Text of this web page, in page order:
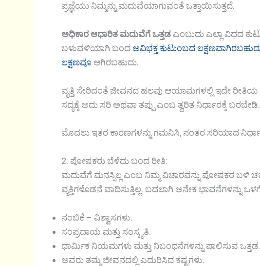
ಪ್ರಜ್ಞೆಯು ನಿಮ್ಮನ್ನು ಮದುವೆಯಾಗುವಂತೆ ಒತ್ತಾಯಿಸುತ್ತದೆ.
ಅಧಿಕಾರ ಆಧಾರಿತ ಮದುವೆಗೆ ಒತ್ತಡ ಎಂಬುದು ಎಲ್ಲಾ ವಿಧದ
ಬಳುವಳಿಯಾಗಿ ಬಂದ ಅವಿಭಕ್ತ ಕುಟುಂಬದ
ಲಕ್ಷಣವೂ ಆಗಿರಬಹುದು.
ವೃತ್ತಿ ಸೇರಿದಂತೆ ಜೀವನದ ಹಲವು ಆಯಾಮಗಳಲ್ಲಿ ಇದೇ ರೀತಿಯ
ಸದ್ಯಕ್ಕೆ ಅದು ಸರಿ ಅಥವಾ ತಪ್ಪು ಎಂಬ ತ್ವರಿತ ನಿರ್ಧಾರಕ್ಕೆ ಬರಬೇಡಿ.
ಮೊದಲು ಇತರ ಕಾರಣಗಳನ್ನು ಗಮನಿಸಿ, ನಂತರ ಸರಿಯಾದ
2. ಪೋಷಕರು ಬೆಳೆದು ಬಂದ ರೀತಿ:
ಮದುವೆಗೆ ಮನಸ್ಸಿಲ್ಲ ಎಂಬ ನಿಮ್ಮ ವಿಚಾರವನ್ನು ಪೋಷಕರ ಬಳಿ
ವ್ಯಕ್ತಿಗಳೊಡನೆ ವಾದಿಸುತ್ತಿಲ್ಲ. ಬದಲಾಗಿ ಅನೇಕ
ನಂಬಿಕೆ – ವಿಶ್ವಾಸಗಳು.
ಸಂಪ್ರದಾಯ ಮತ್ತು ಸಂಸ್ಕೃತಿ.
ಧಾರ್ಮಿಕ ನಿಯಮಗಳು ಮತ್ತು ನಿಬಂಧನೆಗಳನ್ನು ಪಾಲಿಸುವ ಒತ್ತಡ.
ಅವರು ತಮ್ಮ ಜೀವನದಲ್ಲಿ ಎದುರಿಸಿದ ಕಷ್ಟಗಳು.